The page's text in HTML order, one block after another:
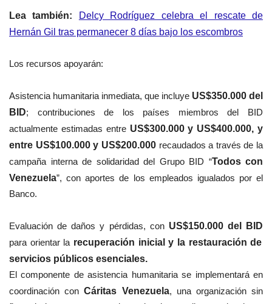
Lea también:
Delcy Rodríguez celebra el rescate de
Hernán Gil tras permanecer 8 días bajo los escombros
Los recursos apoyarán:
Asistencia humanitaria inmediata, que incluye US$350.000 del
BID; contribuciones de los países miembros del BID
actualmente estimadas entre US$300.000 y US$400.000, y
entre US$100.000 y US$200.000 recaudados a través de la
campaña interna de solidaridad del Grupo BID “Todos con
Venezuela”, con aportes de los empleados igualados por el
Banco.
Evaluación de daños y pérdidas, con US$150.000 del BID
para orientar la recuperación inicial y la restauración de
servicios públicos esenciales.
El componente de asistencia humanitaria se implementará en
coordinación con Cáritas Venezuela, una organización sin